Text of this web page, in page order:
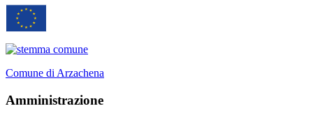
Comune di Arzachena
Amministrazione